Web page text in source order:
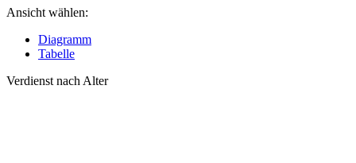
Ansicht wählen:
Diagramm
Tabelle
Verdienst nach Alter